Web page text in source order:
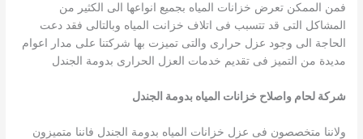
فمن الممكن تعرض خزانات المياه بجميع انواعها الى الكثير من
المشاكل التى قد تتسبب فى اتلاف خزانت المياه وبالتالى فقد دعت
الحاجة الى وجود عزل حرارى والتى تميزت بها شركتنا على مدار اعوام
مديدة من التميز فى تقديم خدمات العزل الحرارى بدومة الجندل
شركة لحام واصلاح خزانات المياه بدومة الجندل
ولاننا متخصصون فى عزل خزانات المياه بدومة الجندل فاننا متميزون